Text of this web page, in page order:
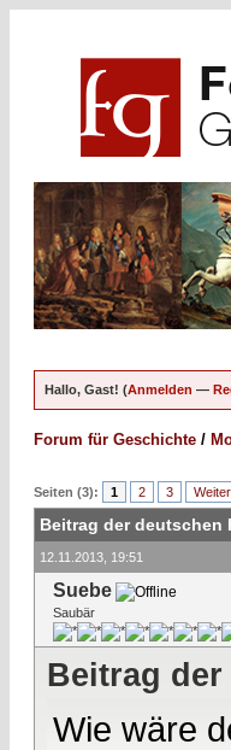
Hallo, Gast! (Anmelden —
Forum für Geschichte /
Seiten (3): 1 2 3
Beitrag der deutschen
12.11.2013, 19:51
Suebe
Saubär
Beitrag
Wie wäre